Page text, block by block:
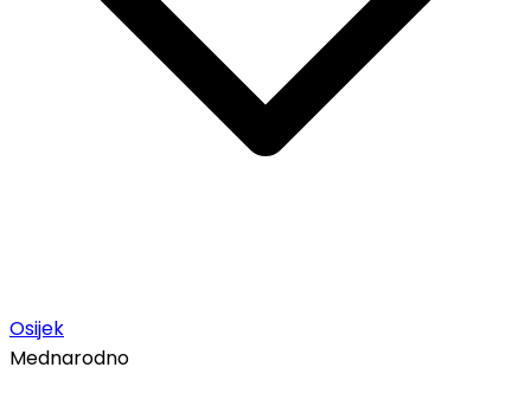
Osijek
Mednarodno